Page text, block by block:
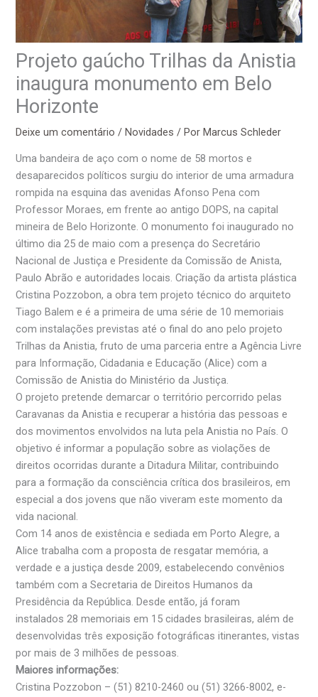
Projeto gaúcho Trilhas da Anistia
inaugura monumento em Belo
Horizonte
Deixe um comentário /Novidades / PorMarcus Schleder
Uma bandeira de aço com o nome de 58 mortos e
desaparecidos políticos surgiu do interior de uma armadura
rompida na esquina das avenidas Afonso Pena com
Professor Moraes, em frente ao antigo DOPS, na capital
mineira de Belo Horizonte. O monumento foi inaugurado no
último dia 25 de maio com a presença do Secretário
Nacional de Justiça e Presidente da Comissão de Anista,
Paulo Abrão e autoridades locais. Criação da artista plástica
Cristina Pozzobon, a obra tem projeto técnico do arquiteto
Tiago Balem e é a primeira de uma série de 10 memoriais
com instalações previstas até o final do ano pelo projeto
Trilhas da Anistia, fruto de uma parceria entre a Agência Livre
para Informação, Cidadania e Educação (Alice) com a
Comissão de Anistia do Ministério da Justiça.
O projeto pretende demarcar o território percorrido pelas
Caravanas da Anistia e recuperar a história das pessoas e
dos movimentos envolvidos na luta pela Anistia no País. O
objetivo é informar a população sobre as violações de
direitos ocorridas durante a Ditadura Militar, contribuindo
para a formação da consciência crítica dos brasileiros, em
especial a dos jovens que não viveram este momento da
vida nacional.
Com 14 anos de existência e sediada em Porto Alegre, a
Alice trabalha com a proposta de resgatar memória, a
verdade e a justiça desde 2009, estabelecendo convênios
também com a Secretaria de Direitos Humanos da
Presidência da República. Desde então, já foram
instalados 28 memoriais em 15 cidades brasileiras, além de
desenvolvidas três exposição fotográficas itinerantes, vistas
por mais de 3 milhões de pessoas.
Maiores informações:
Cristina Pozzobon – (51) 8210-2460 ou (51) 3266-8002, e-